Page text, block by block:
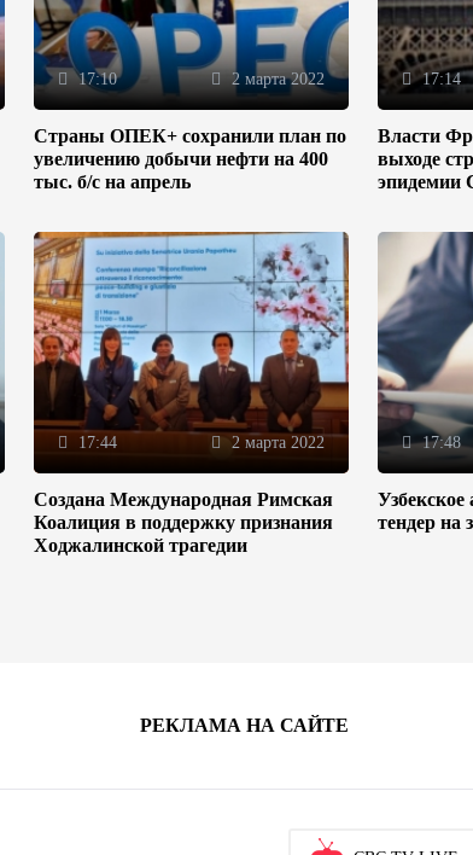
17:10 2 марта 2022
Страны ОПЕК+ сохранили план по
увеличению добычи нефти на 400
тыс. б/с на апрель
17:14
Власти
выходе
эпидемии
17:44 2 марта 2022
Создана Международная Римская
Коалиция в поддержку признания
Ходжалинской трагедии
17:48
Узбекское
тендер на
РЕКЛАМА НА САЙТЕ